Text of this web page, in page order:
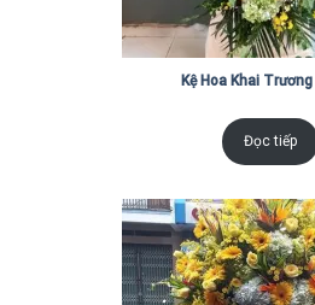
Kệ Hoa Khai
Đọc tiếp